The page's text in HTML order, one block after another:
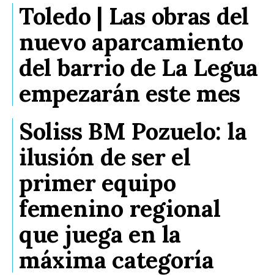
Toledo | Las obras del
nuevo aparcamiento
del barrio de La Legua
empezarán este mes
Soliss BM Pozuelo: la
ilusión de ser el
primer equipo
femenino regional
que juega en la
máxima categoría